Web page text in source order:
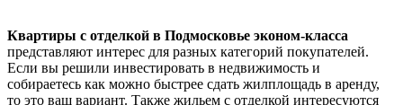
Квартиры с отделкой в Подмосковье эконом-класса
представляют интерес для разных категорий покупателей.
Если вы решили инвестировать в недвижимость и
собираетесь как можно быстрее сдать жилплощадь в аренду,
то это ваш вариант. Также жильем с отделкой интересуются